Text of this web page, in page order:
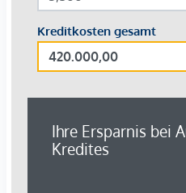
Autobahnanschluss <4.725m
Angaben Entfernung Luftlinie
*Der Vertrag kommt nicht mit
Immobilienunternehmen